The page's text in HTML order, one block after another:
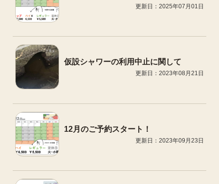
更新日：2025年07月01日
仮設シャワーの利用中止に関して
更新日：2023年08月21日
12月のご予約スタート！
更新日：2023年09月23日